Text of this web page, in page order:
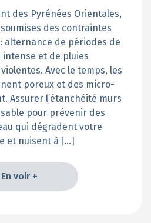
des Pyrénées Orientales,
des contraintes
alternance de périodes de
intense et de pluies
Avec le temps, les
poreux et des micro-
Assurer l’étanchéité murs
pour prévenir des
qui dégradent votre
et nuisent à […]
En voir +